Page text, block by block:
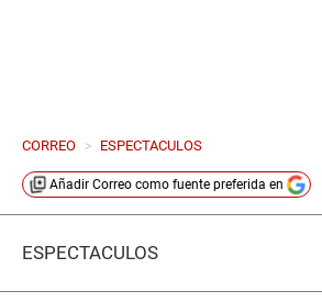
CORREO > ESPECTACULOS
Añadir Correo como fuente preferida en
ESPECTÁCULOS